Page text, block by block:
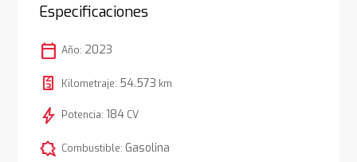
Especificaciones
calendar_today Año: 2023
Kilometraje: 54.573 km
bolt Potencia: 184CV
comic_bubble Combustible: Gasolina